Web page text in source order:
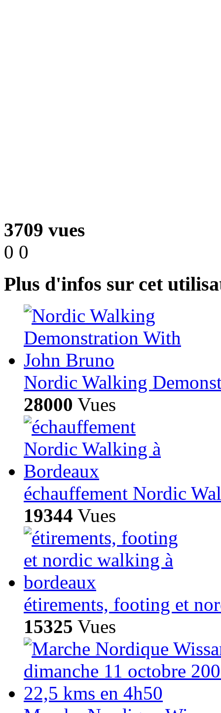
3709 vues
0 0
Plus d'infos sur cet
Nordic Walking
28000 Vues
échauffement Nordic
19344 Vues
étirements, footing et
15325 Vues